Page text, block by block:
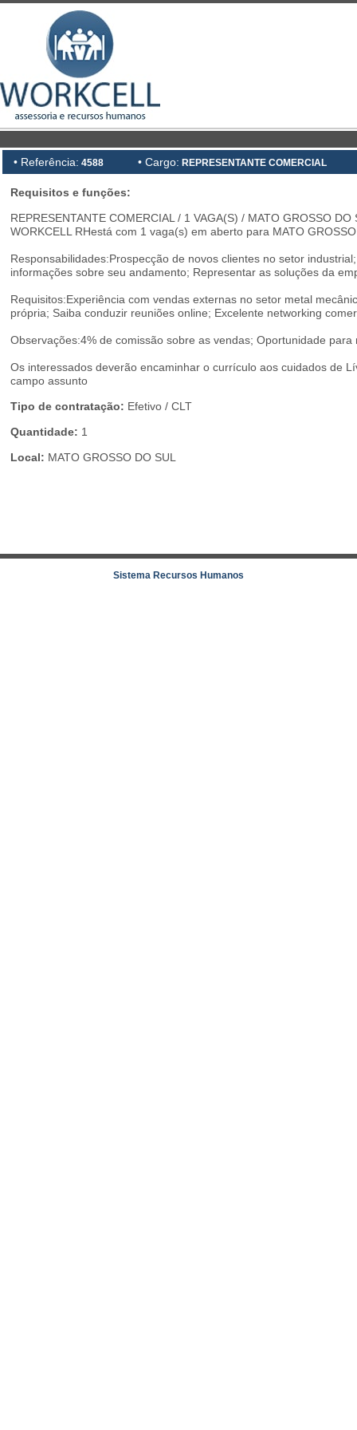
• Referência: 4588 • Cargo: REPRESENTANTE COMERCIAL
Requisitos e funções:
REPRESENTANTE COMERCIAL / 1 VAGA(S) / MATO GROSSO DO
WORKCELL RHestá com 1 vaga(s) em aberto para MATO
Responsabilidades:Prospecção de novos clientes no setor
informações sobre seu andamento; Representar as soluções da
Requisitos:Experiência com vendas externas no setor metal
própria; Saiba conduzir reuniões online; Excelente networking
Observações:4% de comissão sobre as vendas; Oportunidade
Os interessados deverão encaminhar o currículo aos cuidados de
campo assunto
Tipo de contratação: Efetivo / CLT
Quantidade: 1
Local: MATO GROSSO DO SUL
Sistema Recursos Humanos